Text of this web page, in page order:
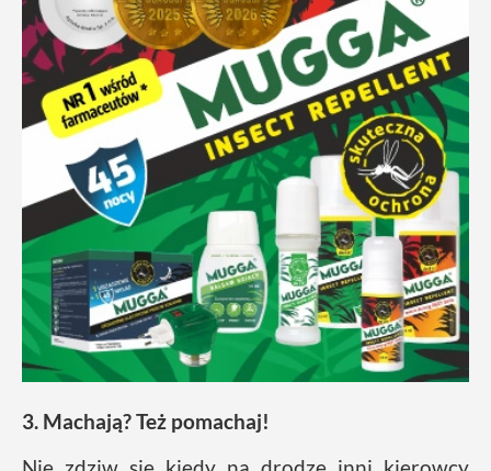
3. Machają? Też pomachaj!